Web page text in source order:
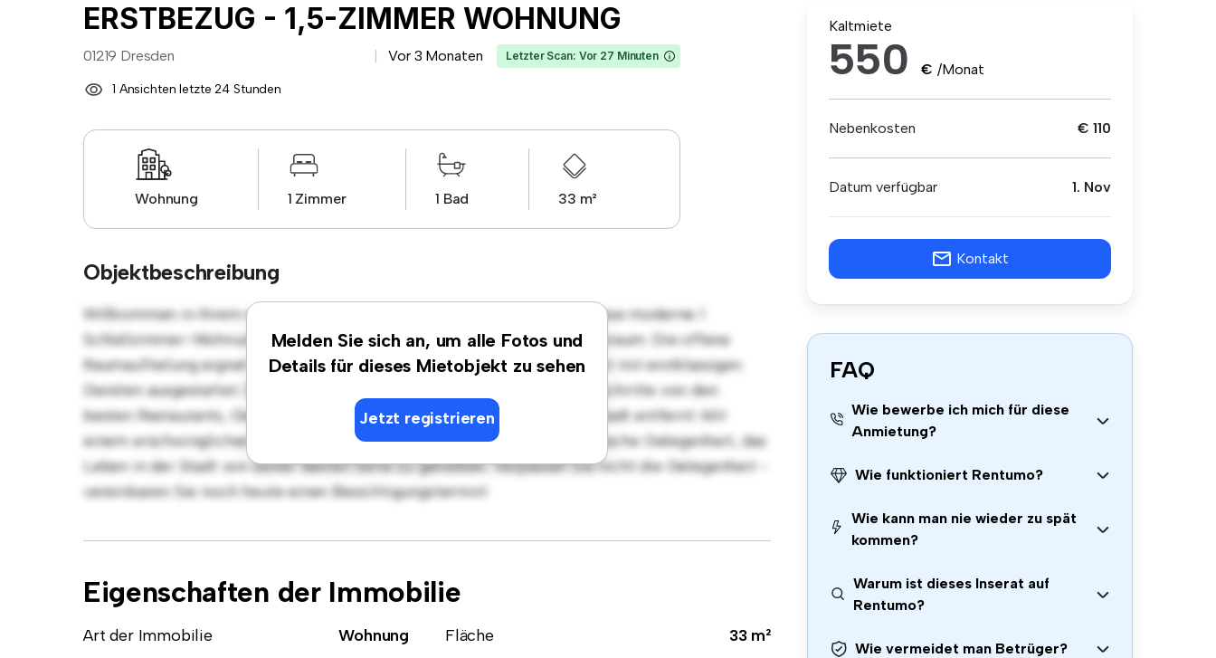
ERSTBEZUG - 1,5-ZIMMER WOHNUNG
01219 Dresden Vor 3 Monaten Letzter Scan: Vor 27 Minuten
1 Ansichten letzte 24 Stunden
Wohnung 1 Zimmer 1 Bad 33 m²
Objektbeschreibung
Melden Sie sich an, um alle Fotos und
Details für dieses Mietobjekt zu sehen
Jetzt registrieren
Willkommen in Ihrem neuen urbanen Rückzugsort in 01219 Dresden! Diese moderne 1
Schlafzimmer-Wohnung bietet einen stilvollen und gemütlichen Lebensraum. Die offene
Raumaufteilung eignet sich perfekt für Gäste, und die elegante Küche ist mit erstklassigen
Geräten ausgestattet. Dank der erstklassigen Lage sind Sie nur wenige Schritte von den
besten Restaurants, Geschäften und Unterhaltungsmöglichkeiten der Stadt entfernt. Mit
einem erschwinglichen Preis von € 550 ist diese Wohnung eine fantastische Gelegenheit, das
Leben in der Stadt von seiner besten Seite zu genießen. Verpassen Sie nicht die Gelegenheit -
vereinbaren Sie noch heute einen Besichtigungstermin!
Eigenschaften der Immobilie
Art der Immobilie Wohnung Fläche
33 m²
Kaltmiete
550 € /Monat
Nebenkosten € 110
Datum verfügbar 1. Nov
Kontakt
FAQ
Wie bewerbe ich mich für diese
Anmietung?
Wie funktioniert Rentumo?
Wie kann man nie wieder zu spät
kommen?
Warum ist dieses Inserat auf
Rentumo?
Wie vermeidet man Betrüger?